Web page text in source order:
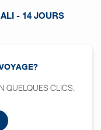
- 14 JOURS
QUELQUES CLICS.